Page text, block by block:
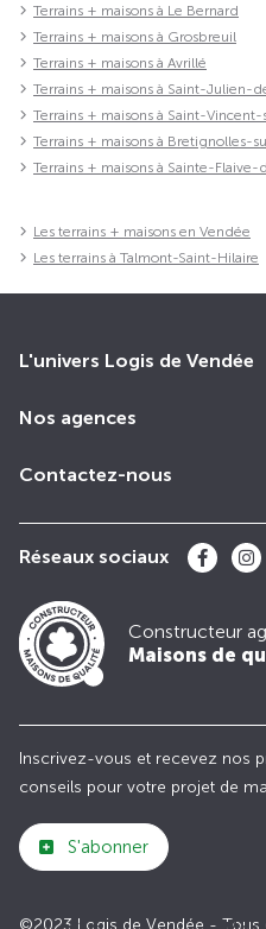
Terrains + maisons à Le Bernard
Terrains + maisons à Grosbreuil
Terrains + maisons à Avrillé
Terrains + maisons à Saint-Julien-
Terrains + maisons à Saint-
Terrains + maisons à Bretignolles-
Terrains + maisons à Sainte-Flaive-
Les terrains + maisons en Vendée
Les terrains à Talmont-Saint-Hilaire
L'univers Logis de Vendée
Nos agences
Contactez-nous
Réseaux sociaux
Constructeur
Maisons de
Inscrivez-vous et recevez nos
conseils pour votre projet de
S'abonner
©2023 Logis de Vendée - Tous